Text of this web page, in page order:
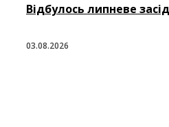
Відбулось липневе
03.08.2026